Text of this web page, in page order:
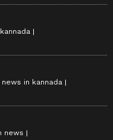
in kannada
news